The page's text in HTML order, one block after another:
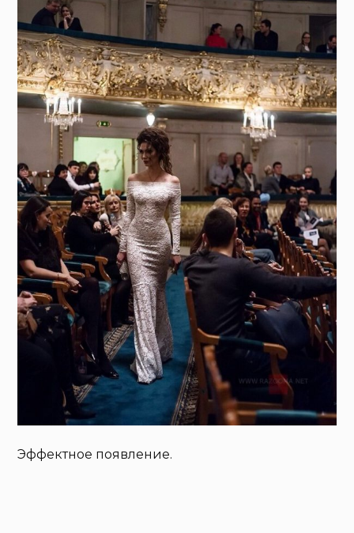
Эффектное появление.